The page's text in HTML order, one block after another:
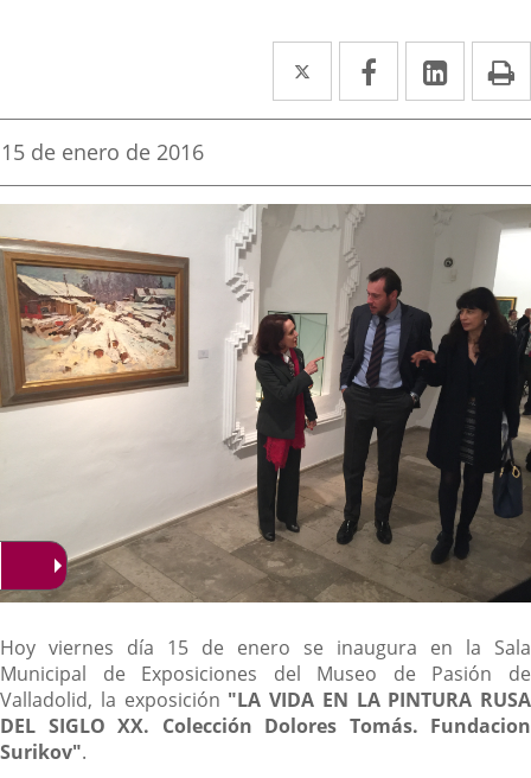
Twitter
Enlace
a
aplicación
externa.
Facebook
Enlace
a
aplicación
externa.
Enlace
a
Fecha
la
15 de enero de 2016
Descripción
Hoy viernes día 15 de enero se inaugura en la Sala
Municipal de Exposiciones del Museo de Pasión de
Valladolid, la exposición "LA VIDA EN LA PINTURA RUSA
DEL SIGLO XX. Colección Dolores Tomás. Fundacion
Surikov".